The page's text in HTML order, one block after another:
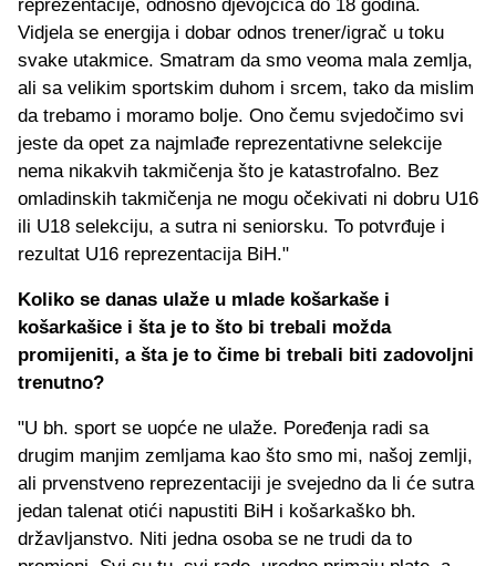
reprezentacije, odnosno djevojčica do 18 godina.
Vidjela se energija i dobar odnos trener/igrač u toku
svake utakmice. Smatram da smo veoma mala zemlja,
ali sa velikim sportskim duhom i srcem, tako da mislim
da trebamo i moramo bolje. Ono čemu svjedočimo svi
jeste da opet za najmlađe reprezentativne selekcije
nema nikakvih takmičenja što je katastrofalno. Bez
omladinskih takmičenja ne mogu očekivati ni dobru U16
ili U18 selekciju, a sutra ni seniorsku. To potvrđuje i
rezultat U16 reprezentacija BiH."
Koliko se danas ulaže u mlade košarkaše i
košarkašice i šta je to što bi trebali možda
promijeniti, a šta je to čime bi trebali biti zadovoljni
trenutno?
"U bh. sport se uopće ne ulaže. Poređenja radi sa
drugim manjim zemljama kao što smo mi, našoj zemlji,
ali prvenstveno reprezentaciji je svejedno da li će sutra
jedan talenat otići napustiti BiH i košarkaško bh.
državljanstvo. Niti jedna osoba se ne trudi da to